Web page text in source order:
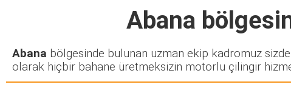
Abana
Abana bölgesinde bulunan uzman ekip kadromuz
olarak hiçbir bahane üretmeksizin motorlu çilingir